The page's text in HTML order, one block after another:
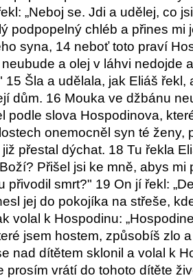
„Neboj se. Jdi a udělej, co
podpopelný chléb a přines mi
syna, 14 neboť toto praví
a olej v láhvi nedojde
15 Šla a udělala, jak Eliáš řekl,
dům. 16 Mouka ve džbánu
podle slova Hospodinova,
onemocněl syn té ženy,
přestal dýchat. 18 Tu řekla
Přišel jsi ke mně, abys mi
přivodil smrt?" 19 On jí řekl:
jej do pokojíka na střeše,
volal k Hospodinu:
jsem hostem, způsobíš zlo
nad dítětem sklonil a volal k
prosím vrátí do tohoto dítěte